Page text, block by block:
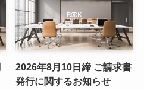
2026年8月10日締 ご請求書
発行に関するお知らせ